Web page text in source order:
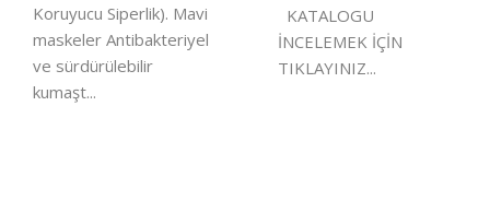
Koruyucu Siperlik). Mavi
maskeler Antibakteriyel
ve sürdürülebilir
kumaşt...
KATALOGU
İNCELEMEK İÇİN
TIKLAYINIZ...